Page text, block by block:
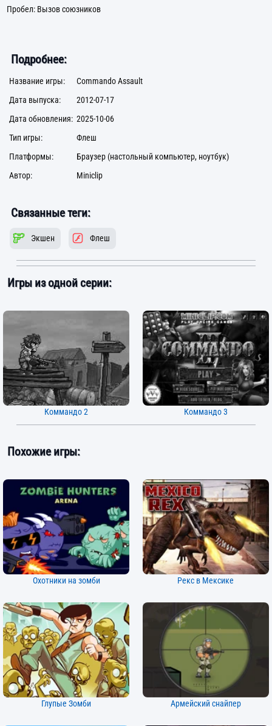
Пробел: Вызов союзников
Подробнее:
Название игры:
Commando Assault
Дата выпуска:
2012-07-17
Дата обновления: 2025-10-06
Тип игры:
Флеш
Платформы:
Браузер (настольный компьютер, ноутбук)
Автор:
Miniclip
Связанные теги:
Экшен Флеш
Игры из одной серии:
Коммандо 2 Коммандо 3
Похожие игры:
Охотники на зомби Рекс в Мексике
Глупые Зомби Армейский снайпер